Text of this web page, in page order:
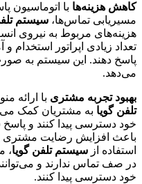
کاهش هزینه‌ها با اتوماسیون
مسیریابی تماس‌ها، سیستم
هزینه‌های مربوط به نیروی
تعداد زیادی اپراتور استخدام
پاسخ دهند. این سیستم به
می‌دهد.
بهبود تجربه مشتری با ارائه
تلفن گویا به مشتریان کمک
خود دسترسی پیدا کنند و پاسخ
باعث افزایش رضایت مشتری و
استفاده از سیستم تلفن گویا،
در صف تماس ندارند و
خود دسترسی پیدا کنند.